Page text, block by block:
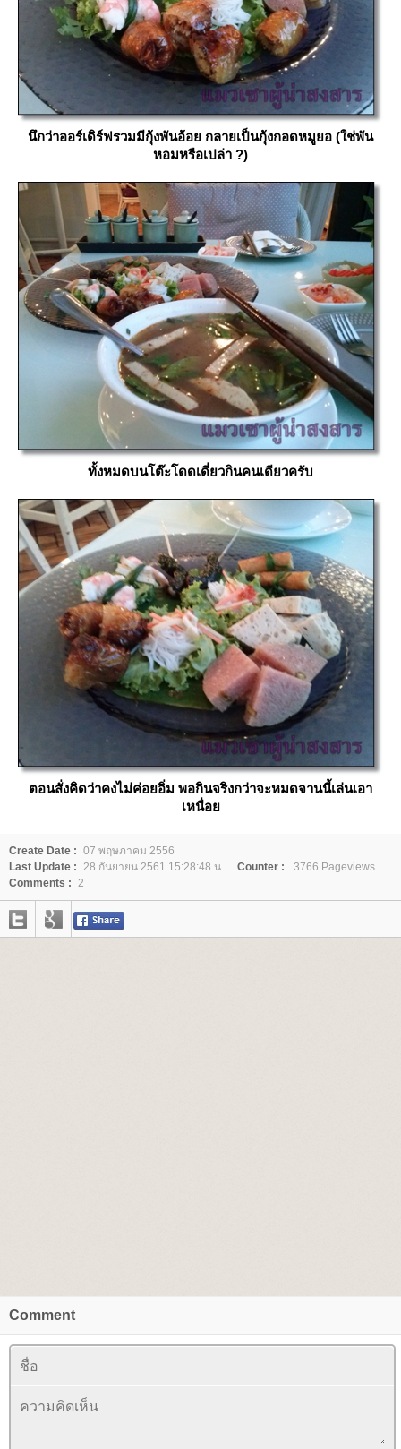
นึกว่าออร์เดิร์ฟรวมมีกุ้งพันอ้อย กลายเป็นกุ้งกอดหมูยอ (ใช่พัน
หอมหรือเปล่า ?)
ทั้งหมดบนโต๊ะโดดเดี่ยวกินคนเดียวครับ
ตอนสั่งคิดว่าคงไม่ค่อยอิ่ม พอกินจริงกว่าจะหมดจานนี้เล่นเอา
เหนื่อ
Create Date : 07 พฤษภาคม 2556
Last Update : 28 กันยายน 2561 15:28:48 น. Counter :
3766 Pageviews.
Comments : 2
Comment